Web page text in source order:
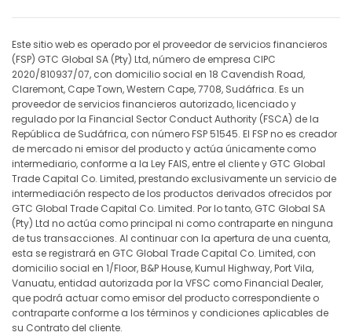
Este sitio web es operado por el proveedor de servicios financieros
(FSP) GTC Global SA (Pty) Ltd, número de empresa CIPC
2020/810937/07, con domicilio social en 18 Cavendish Road,
Claremont, Cape Town, Western Cape, 7708, Sudáfrica. Es un
proveedor de servicios financieros autorizado, licenciado y
regulado por la Financial Sector Conduct Authority (FSCA) de la
República de Sudáfrica, con número FSP 51545. El FSP no es creador
de mercado ni emisor del producto y actúa únicamente como
intermediario, conforme a la Ley FAIS, entre el cliente y GTC Global
Trade Capital Co. Limited, prestando exclusivamente un servicio de
intermediación respecto de los productos derivados ofrecidos por
GTC Global Trade Capital Co. Limited. Por lo tanto, GTC Global SA
(Pty) Ltd no actúa como principal ni como contraparte en ninguna
de tus transacciones. Al continuar con la apertura de una cuenta,
esta se registrará en GTC Global Trade Capital Co. Limited, con
domicilio social en 1/Floor, B&P House, Kumul Highway, Port Vila,
Vanuatu, entidad autorizada por la VFSC como Financial Dealer,
que podrá actuar como emisor del producto correspondiente o
contraparte conforme a los términos y condiciones aplicables de
su Contrato del cliente.